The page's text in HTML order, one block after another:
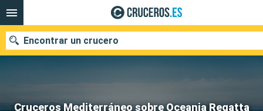
Cruceros Mediterráneo sobre Oceania Regatta
Encontrar un crucero
Nuestros destinos